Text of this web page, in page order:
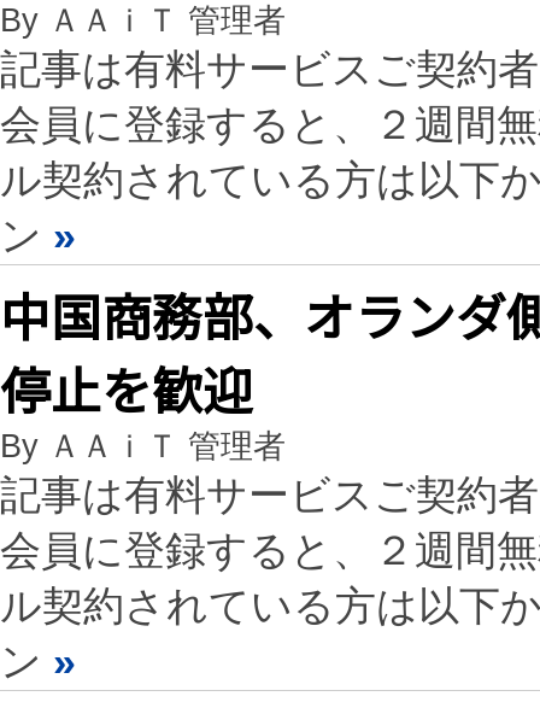
By ＡＡｉＴ 管理者
記事は有料サービスご契約
会員に登録すると、２週間
ル契約されている方は以下
ン »
中国商務部、オランダ
停止を歓迎
By ＡＡｉＴ 管理者
記事は有料サービスご契約
会員に登録すると、２週間
ル契約されている方は以下
ン »